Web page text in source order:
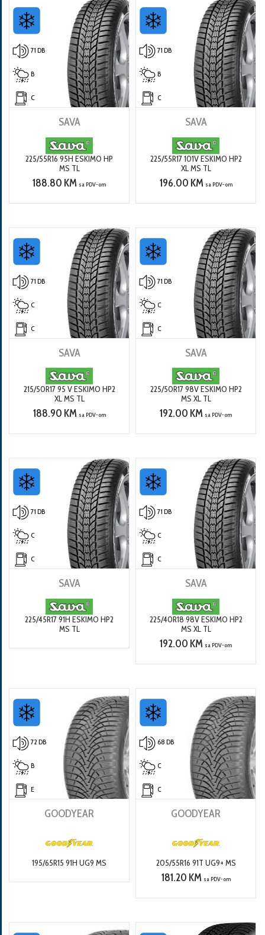
71 DB
B
C
SAVA
225/55R16 95H ESKIMO HP
MS TL
188.80 KM sa PDV-om
71 DB
B
C
SAVA
225/55R17 101V ESKIMO HP2
XL MS TL
196.00 KM sa PDV-om
71 DB
C
C
SAVA
215/50R17 95 V ESKIMO HP2
XL MS TL
188.90 KM sa PDV-om
71 DB
C
C
SAVA
225/50R17 98V ESKIMO HP2
MS XL TL
192.00 KM sa PDV-om
71 DB
C
C
SAVA
225/45R17 91H ESKIMO HP2
MS TL
71 DB
C
C
SAVA
225/40R18 98V ESKIMO HP2
MS XL TL
192.00 KM sa PDV-om
72 DB
B
E
GOODYEAR
195/65R15 91H UG9 MS
68 DB
C
C
GOODYEAR
205/55R16 91T UG9+ MS
181.20 KM sa PDV-om